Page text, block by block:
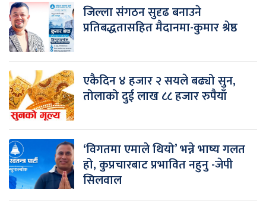
जिल्ला संगठन सुदृढ बनाउने
प्रतिबद्धतासहित मैदानमा-कुमार श्रेष्ठ
एकैदिन ४ हजार २ सयले बढ्यो सुन,
तोलाको दुई लाख ८८ हजार रुपैयाँ
‘विगतमा एमाले थियो’ भन्ने भाष्य गलत
हो, कुप्रचारबाट प्रभावित नहुनु -जेपी
सिलवाल